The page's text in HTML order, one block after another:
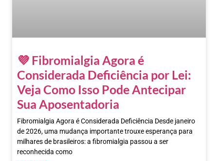
💜 Fibromialgia Agora é
Considerada Deficiência por Lei:
Veja Como Isso Pode Antecipar
Sua Aposentadoria
Fibromialgia Agora é Considerada Deficiência Desde janeiro
de 2026, uma mudança importante trouxe esperança para
milhares de brasileiros: a fibromialgia passou a ser
reconhecida como